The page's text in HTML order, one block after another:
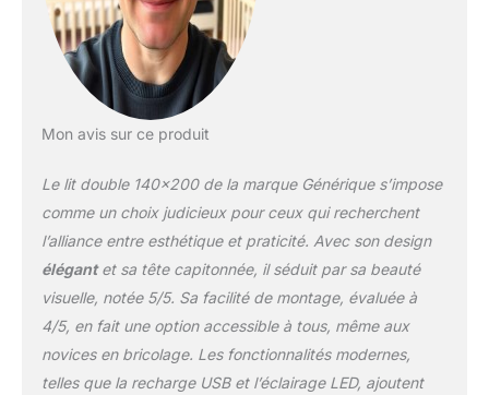
téléphone et votre
tablette tout en étant
allongé dans votre lit
deux côtés du lit sont
tiroir qui permettent de
fixer fermement le tiroir
au lit lorsque le tiroir n’est
pas utilisé, afin que votre
rangée. Les boîtes de
rangement sont faciles à
dérouler et à rentrer
Mon avis sur ce produit
Le lit double 140×200 de la marque Générique s’impose
comme un choix judicieux pour ceux qui recherchent
l’alliance entre esthétique et praticité. Avec son design
élégantet sa tête capitonnée, il séduit par sa beauté
visuelle, notée 5/5. Sa facilité de montage, évaluée à
4/5, en fait une option accessible à tous, même aux
novices en bricolage. Les fonctionnalités modernes,
telles que la recharge USB et l’éclairage LED, ajoutent